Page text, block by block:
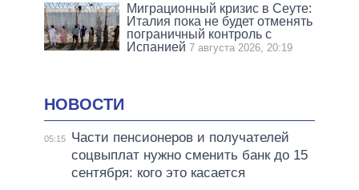
Миграционный кризис в Сеуте:
Италия пока не будет отменять
пограничный контроль с
Испанией 7 августа 2026, 20:19
НОВОСТИ
05:15
Части пенсионеров и получателей
соцвыплат нужно сменить банк до 15
сентября: кого это касается